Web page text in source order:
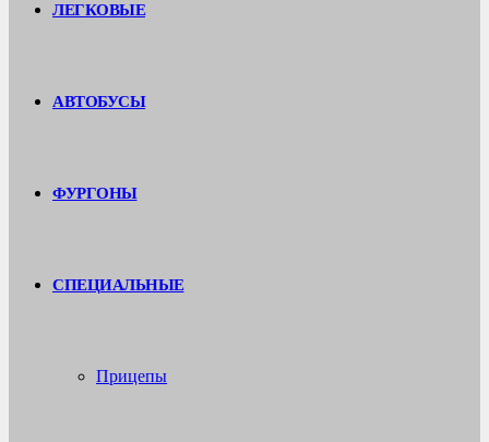
ЛЕГКОВЫЕ
АВТОБУСЫ
ФУРГОНЫ
СПЕЦИАЛЬНЫЕ
Прицепы